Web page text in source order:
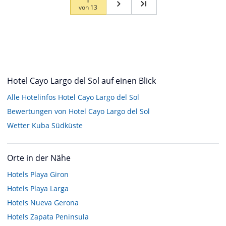
von 13
Hotel Cayo Largo del Sol auf einen Blick
Alle Hotelinfos Hotel Cayo Largo del Sol
Bewertungen von Hotel Cayo Largo del Sol
Wetter Kuba Südküste
Orte in der Nähe
Hotels Playa Giron
Hotels Playa Larga
Hotels Nueva Gerona
Hotels Zapata Peninsula